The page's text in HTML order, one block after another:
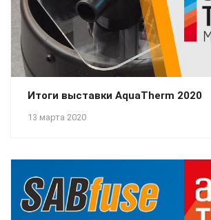
13 марта 2020
Итоги выставки AquaTherm 2020